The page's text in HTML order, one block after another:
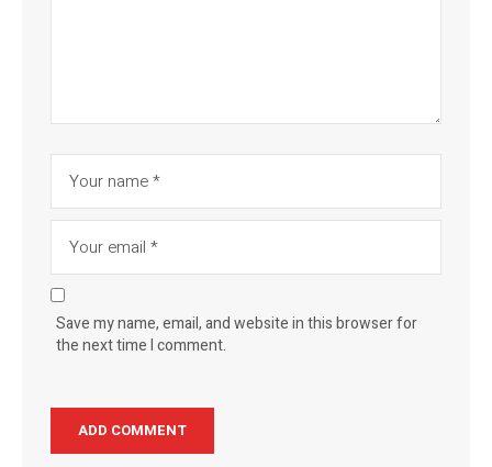
Save my name, email, and website in this browser for
the next time I comment.